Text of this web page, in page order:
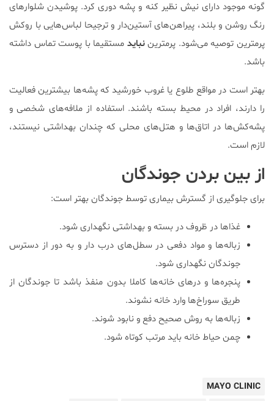
گونه موجود دارای نیش نظیر کنه و پشه دوری کرد. پوشیدن شلوارهای
رنگ روشن و بلند، پیراهن‌های آستین‌دار و ترجیحا لباس‌هایی با روکش
پرمترین توصیه می‌شود. پرمتریننباید مستقیما با پوست تماس داشته
باشد.
بهتر است در مواقع طلوع یا غروب خورشید که پشه‌ها بیشترین فعالیت
را دارند، افراد در محیط بسته باشند. استفاده از ملافه‌های شخصی و
پشه‌کش‌ها در اتاق‌ها و هتل‌های محلی که چندان بهداشتی نیستند،
لازم است.
از بین بردن جوندگان
برای جلوگیری از گسترش بیماری توسط جوندگان بهتر است:
غذاها در ظروف در بسته و بهداشتی نگهداری شود.
زباله‌ها و مواد دفعی در سطل‌های درب دار و به دور از دسترس
جوندگان نگهداری شود.
پنجره‌ها و در‌های خانه‌‌ها کاملا بدون منفذ باشد تا جوندگان از
طریق سوراخ‌ها وارد خانه نشوند.
زباله‌ها به روش صحیح دفع و نابود شوند.
چمن حیاط خانه باید مرتب کوتاه شود.
MAYO CLINIC